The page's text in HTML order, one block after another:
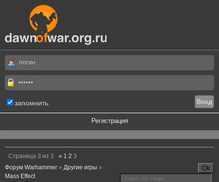
запомнить
Регистрация
.
Страница 3 из 3 « 1 2 3
Форум Warhammer » Другие игры »
Mass Effect